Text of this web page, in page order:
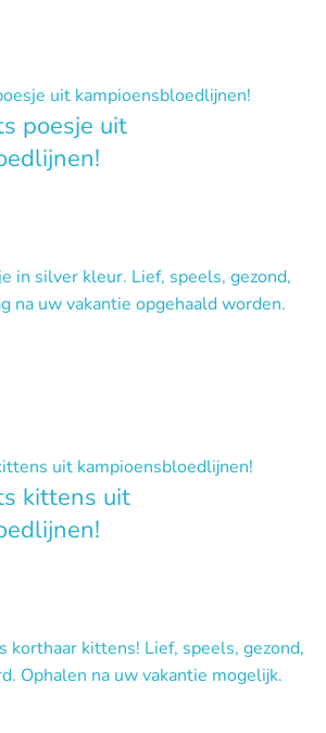
poesje uit
in silver kleur. Lief, speels, gezond,
na uw vakantie opgehaald worden.
kittens uit
korthaar kittens! Lief, speels, gezond,
Ophalen na uw vakantie mogelijk.